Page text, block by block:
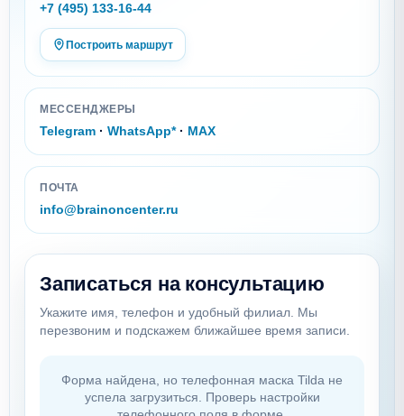
+7 (495) 133-16-44
Построить маршрут
МЕССЕНДЖЕРЫ
Telegram · WhatsApp*· MAX
ПОЧТА
info@brainoncenter.ru
Записаться на консультацию
Укажите имя, телефон и удобный филиал. Мы
перезвоним и подскажем ближайшее время записи.
Форма найдена, но телефонная маска Tilda не
успела загрузиться. Проверь настройки